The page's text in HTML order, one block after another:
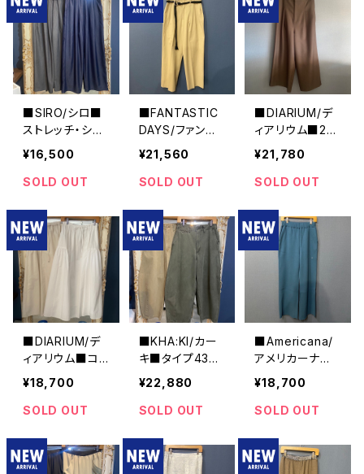
■SIRO/シロ■
ストレッチ・シャ
イニーデニム
¥16,500
SOLD OUT
■FANTASTIC
DAYS/ファンタ
ステックデイズ
■ツータック・コ
ットンパンツ■M
¥21,560
SOLD OUT
■DIARIUM/デ
ィアリウム■2W
AY仕様オールイ
ンワン■春夏新
作！■
¥21,780
SOLD OUT
■DIARIUM/デ
ィアリウム■コッ
トンナイロンスカ
ート■2025年
春新作！MADE I
¥18,700
SOLD OUT
■KHA:KI/カー
キ■タイプ43ワ
イドトラウザー■
MIL25HPT322
4■
¥22,880
SOLD OUT
■Americana/
アメリカーナ■
コットン・アクリ
ル・スウェットパ
ンツ■BRF-722
¥18,700
SOLD OUT